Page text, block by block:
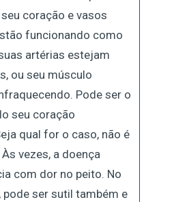
coração e vasos
funcionando como
artérias estejam
ou seu músculo
Pode ser o
seu coração
qual for o caso, não é
vezes, a doença
com dor no peito. No
pode ser sutil também e